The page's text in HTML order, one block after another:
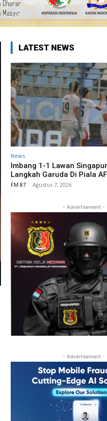
LATEST NEWS
News
Imbang 1-1 Lawan
Langkah Garuda Di Piala
FM 87 - Agustus 7, 2026
- Advertisement -
- Advertisement -